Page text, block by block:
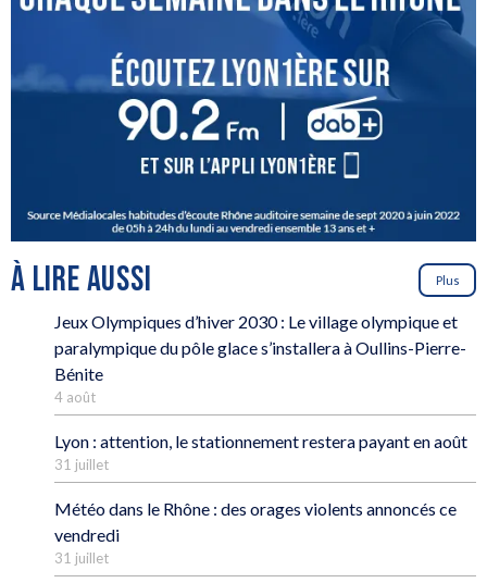
À LIRE AUSSI Plus
Jeux Olympiques d’hiver 2030 : Le village olympique et
paralympique du pôle glace s’installera à Oullins-Pierre-
Bénite
4 août
Lyon : attention, le stationnement restera payant en août
31 juillet
Météo dans le Rhône : des orages violents annoncés ce
vendredi
31 juillet